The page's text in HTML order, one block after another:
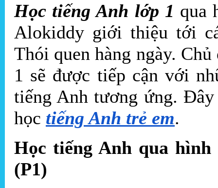
Học tiếng Anh lớp 1 qua
Alokiddy giới thiệu tới
Thói quen hàng ngày.
1 sẽ được tiếp cận với
tiếng Anh tương ứng.
học tiếng Anh trẻ em.
Học tiếng Anh qua
(P1)